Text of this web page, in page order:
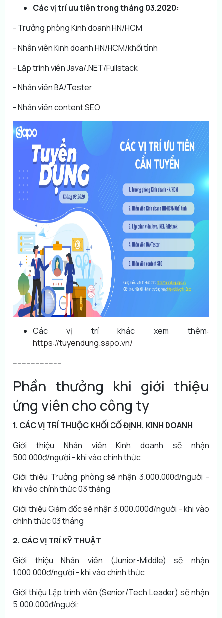
Các vị trí ưu tiên trong tháng 03.2020:
- Trưởng phòng Kinh doanh HN/HCM
- Nhân viên Kinh doanh HN/HCM/khối tỉnh
- Lập trình viên Java/.NET/Fullstack
- Nhân viên BA/Tester
- Nhân viên content SEO
Các vị trí khác xem thêm:
https://tuyendung.sapo.vn/
----------------------
Phần thưởng khi giới thiệu
ứng viên cho công ty
1. CÁC VỊ TRÍ THUỘC KHỐI CỐ ĐỊNH, KINH DOANH
Giới thiệu Nhân viên Kinh doanh sẽ nhận
500.000đ/người - khi vào chính thức
Giới thiệu Trưởng phòng sẽ nhận 3.000.000đ/người -
khi vào chính thức 03 tháng
Giới thiệu Giám đốc sẽ nhận 3.000.000đ/người - khi vào
chính thức 03 tháng
2. CÁC VỊ TRÍ KỸ THUẬT
Giới thiệu Nhân viên (Junior-Middle) sẽ nhận
1.000.000đ/người - khi vào chính thức
Giới thiệu Lập trình viên (Senior/Tech Leader) sẽ nhận
5.000.000đ/người: